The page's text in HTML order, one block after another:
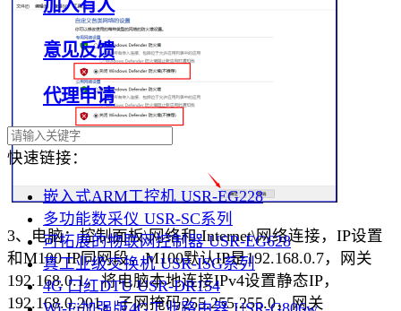
加入有人
意见反馈
代理申请
快速链接：
嵌入式ARM工控机 USR-EG228
多功能数采仪 USR-SC系列
可拓展的物联网控制器 USR-EG628
真工业级交换机 USR-ISG系列
4G 口红DTU USR-DR154
3、电脑：控制面板\网络和 Internet\网络连接，IP设置
和M100 IP同网段，M100默认IP是192.168.0.7，网关
192.168.0.1，将电脑本地连接IPv4设置静态IP，
192.168.0.201，子网掩码255.255.255.0，网关